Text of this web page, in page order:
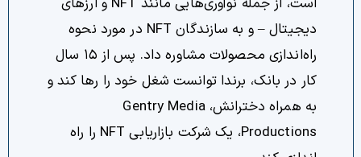
دیجیتال – و به سازندگان NFT در مورد نحوه
راه‌اندازی محصولات مشاوره داد. پس از ۱۵ سال
کار در بانک، برندا توانست شغل خود را رها کند و
به همراه دخترانش، Gentry Media
Productions، یک شرکت بازاریابی NFT را راه